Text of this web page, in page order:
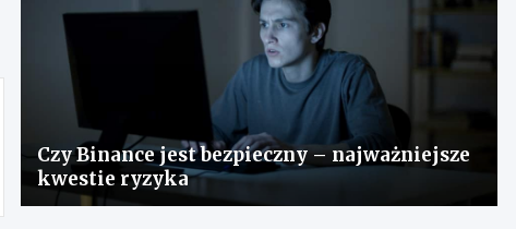
Czy Binance jest bezpieczny – najważniejsze
kwestie ryzyka